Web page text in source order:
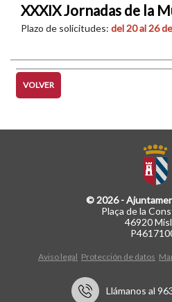
XXXIX Jornadas de la
Plazo de solicitudes: del 20 al 26
VOLVER
© 2026 -
Plaça de la
46920
Aviso legal Protección de datos
Llámanos al